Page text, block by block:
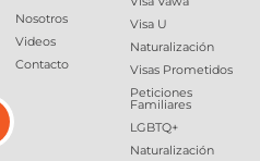
Nosotros
Videos
Contacto
Visa U
Naturalización
Visas Prometidos
Peticiones
Familiares
LGBTQ+
Naturalización